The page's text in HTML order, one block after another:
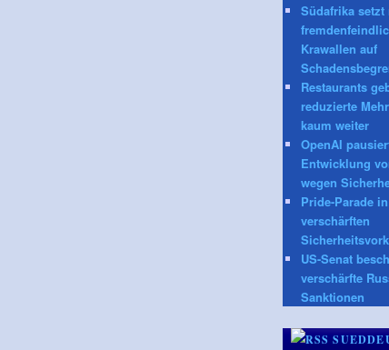
Südafrika setzt
Krawallen auf
Restaurants
reduzierte
kaum weiter
OpenAI
Entwicklung
wegen
Pride-Parade
verschärften
US-Senat
verschärfte
Sanktionen